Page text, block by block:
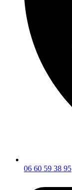
06 60 59 38 95